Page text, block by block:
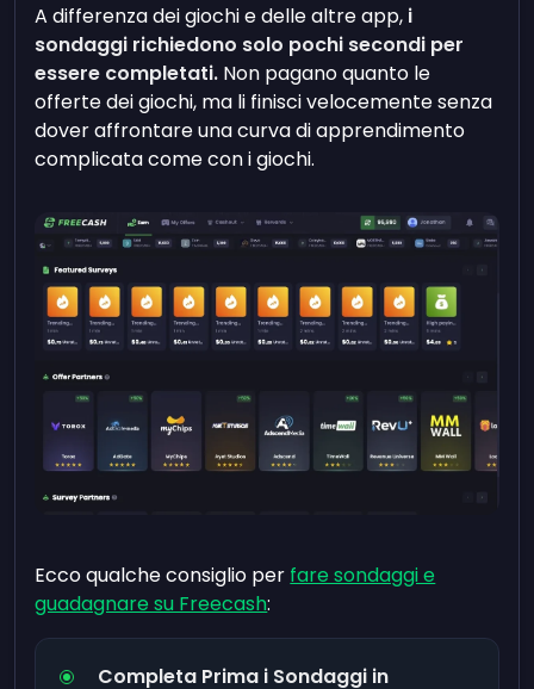
A differenza dei giochi e delle altre app, i
sondaggi richiedono solo pochi secondi per
essere completati. Non pagano quanto le
offerte dei giochi, ma li finisci velocemente senza
dover affrontare una curva di apprendimento
complicata come con i giochi.
Ecco qualche consiglio per fare sondaggi e
guadagnare su Freecash:
Completa Prima i Sondaggi in